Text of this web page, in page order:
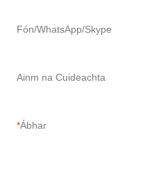
Fón/WhatsApp/Skype
Ainm na Cuideachta
Ábhar